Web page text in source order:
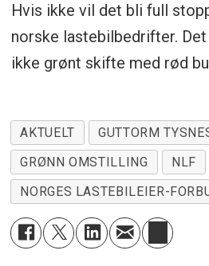
Hvis ikke vil det bli full
norske lastebilbedrifter.
ikke grønt skifte med rød
AKTUELT
GUTTORM
GRØNN OMSTILLING
NLF
NORGES LASTEBILEIER-